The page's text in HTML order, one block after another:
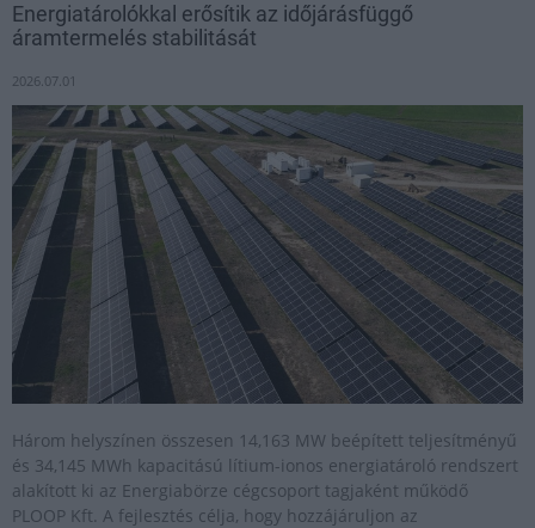
Energiatárolókkal erősítik az időjárásfüggő
áramtermelés stabilitását
2026.07.01
Három helyszínen összesen 14,163 MW beépített teljesítményű
és 34,145 MWh kapacitású lítium-ionos energiatároló rendszert
alakított ki az Energiabörze cégcsoport tagjaként működő
PLOOP Kft. A fejlesztés célja, hogy hozzájáruljon az